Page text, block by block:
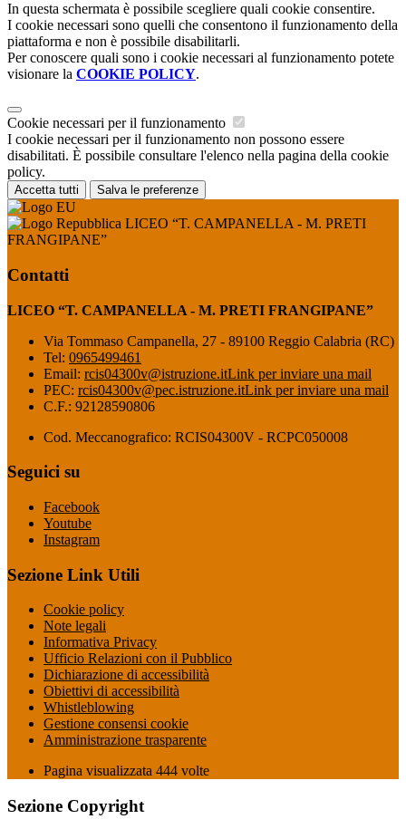
In questa schermata è possibile scegliere quali cookie consentire.
I cookie necessari sono quelli che consentono il funzionamento della
piattaforma e non è possibile disabilitarli.
Per conoscere quali sono i cookie necessari al funzionamento potete
visionare la COOKIE POLICY.
Cookie necessari per il funzionamento
I cookie necessari per il funzionamento non possono essere
disabilitati. È possibile consultare l'elenco nella pagina della cookie
policy.
Accetta tutti Salva le preferenze
LICEO “T. CAMPANELLA - M. PRETI
FRANGIPANE”
Contatti
LICEO “T. CAMPANELLA - M. PRETI FRANGIPANE”
Via Tommaso Campanella, 27 - 89100 Reggio Calabria (RC)
Tel: 0965499461
Email: rcis04300v@istruzione.itLink per inviare una mail
PEC: rcis04300v@pec.istruzione.itLink per inviare una mail
C.F.: 92128590806
Cod. Meccanografico: RCIS04300V - RCPC050008
Seguici su
Facebook
Youtube
Instagram
Sezione Link Utili
Cookie policy
Note legali
Informativa Privacy
Ufficio Relazioni con il Pubblico
Dichiarazione di accessibilità
Obiettivi di accessibilità
Whistleblowing
Gestione consensi cookie
Amministrazione trasparente
Pagina visualizzata 444 volte
Sezione Copyright